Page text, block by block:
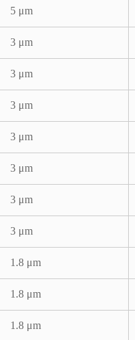
5 μm
3 μm
3 μm
3 μm
3 μm
3 μm
3 μm
3 μm
1.8 μm
1.8 μm
1.8 μm